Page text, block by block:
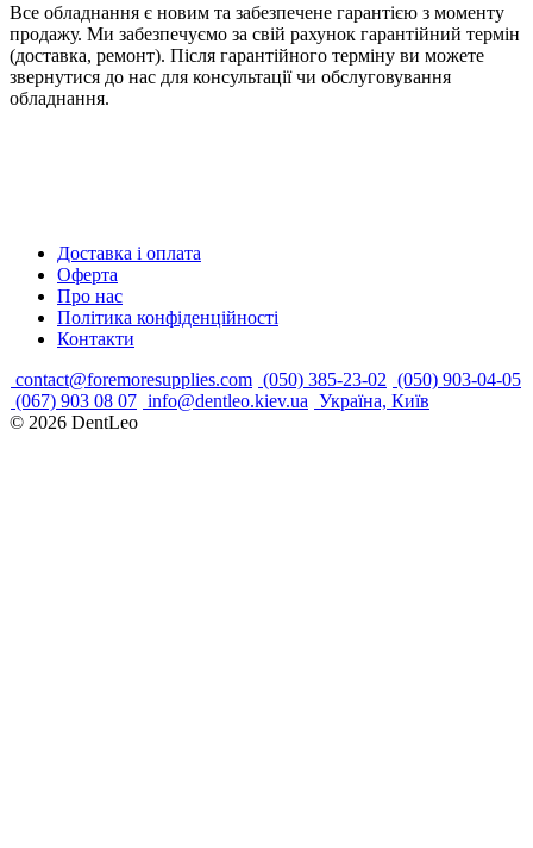
Все обладнання є новим та забезпечене гарантією з моменту
продажу. Ми забезпечуємо за свій рахунок гарантійний термін
(доставка, ремонт). Після гарантійного терміну ви можете
звернутися до нас для консультації чи обслуговування
обладнання.
Доставка і оплата
Оферта
Про нас
Політика конфіденційності
Контакти
contact@foremoresupplies.com (050) 385-23-02 (050) 903-04-05
(067) 903 08 07 info@dentleo.kiev.ua Україна, Київ
© 2026 DentLeo